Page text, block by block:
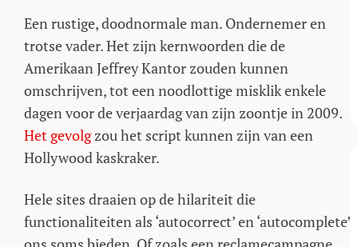
Een rustige, doodnormale man. Ondernemer en
trotse vader. Het zijn kernwoorden die de
Amerikaan Jeffrey Kantor zouden kunnen
omschrijven, tot een noodlottige misklik enkele
dagen voor de verjaardag van zijn zoontje in 2009.
Het gevolgzou het script kunnen zijn van een
Hollywood kaskraker.
Hele sites draaien op de hilariteit die
functionaliteiten als ‘autocorrect’ en ‘autocomplete’